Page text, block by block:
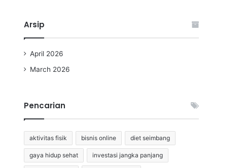
Arsip
April 2026
March 2026
Pencarian
aktivitas fisik bisnis online diet seimbang
gaya hidup sehat investasi jangka panjang